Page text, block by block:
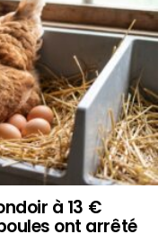
à 13 €
ont arrêté